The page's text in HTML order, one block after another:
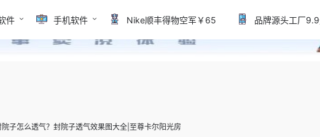
件 手机软件 Nike顺丰得物空军￥65 品牌源头工厂
院子怎么透气？封院子透气效果图大全|至尊卡尔阳光房